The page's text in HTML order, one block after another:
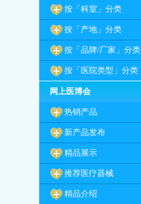
按「科室」分类
按「产地」分类
按「品牌/厂家」分类
按「医院类型」分类
网上医博会
热销产品
新产品发布
精品展示
推荐医疗器械
精品介绍